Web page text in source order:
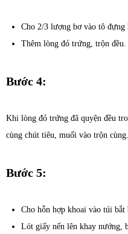
Cho 2/3 lượng bơ vào tô đựng
Thêm lòng đỏ trứng, trộn đều.
Bước 4:
Khi lòng đỏ trứng đã quyện đều
cùng chút tiêu, muối vào trộn cùng.
Bước 5:
Cho hỗn hợp khoai vào túi
Lót giấy nến lên khay nướng,